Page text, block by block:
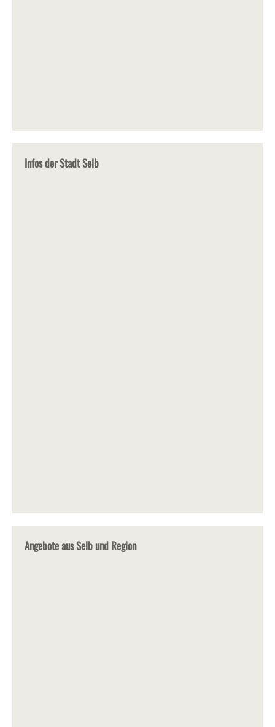
Infos der Stadt Selb
Angebote aus Selb und Region